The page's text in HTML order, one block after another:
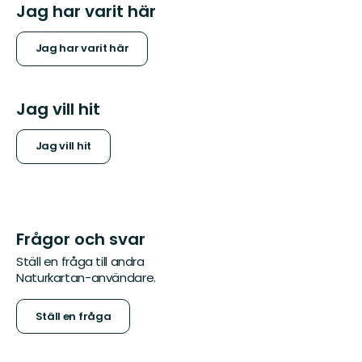
Jag har varit här
Jag har varit här
Jag vill hit
Jag vill hit
Frågor och svar
Ställ en fråga till andra
Naturkartan-användare.
Ställ en fråga